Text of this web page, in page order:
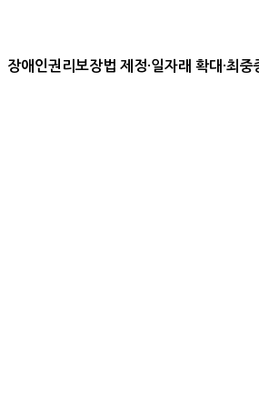
장애인권리보장법 제정·일자래 확대·최